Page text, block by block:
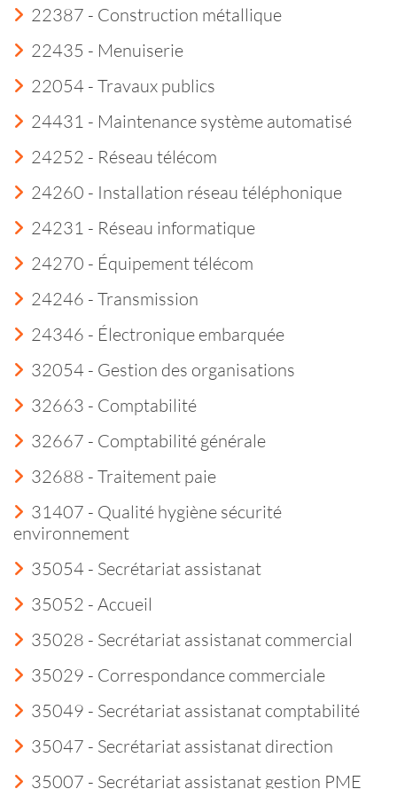
22387 - Construction métallique
22435 - Menuiserie
22054 - Travaux publics
24431 - Maintenance système automatisé
24252 - Réseau télécom
24260 - Installation réseau téléphonique
24231 - Réseau informatique
24270 - Équipement télécom
24246 - Transmission
24346 - Électronique embarquée
32054 - Gestion des organisations
32663 - Comptabilité
32667 - Comptabilité générale
32688 - Traitement paie
31407 - Qualité hygiène sécurité
environnement
35054 - Secrétariat assistanat
35052 - Accueil
35028 - Secrétariat assistanat commercial
35029 - Correspondance commerciale
35049 - Secrétariat assistanat comptabilité
35047 - Secrétariat assistanat direction
35007 - Secrétariat assistanat gestion PME